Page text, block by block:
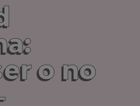
o no